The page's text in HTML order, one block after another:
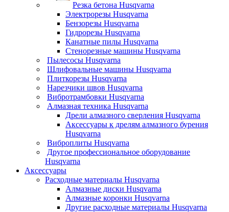
Резка бетона Husqvarna
Электрорезы Husqvarna
Бензорезы Husqvarna
Гидрорезы Husqvarna
Канатные пилы Husqvarna
Стенорезные машины Husqvarna
Пылесосы Husqvarna
Шлифовальные машины Husqvarna
Плиткорезы Husqvarna
Нарезчики швов Husqvarna
Вибротрамбовки Husqvarna
Алмазная техника Husqvarna
Дрели алмазного сверления Husqvarna
Аксессуары к дрелям алмазного бурения
Husqvarna
Виброплиты Husqvarna
Другое профессиональное оборудование
Husqvarna
Аксессуары
Расходные материалы Husqvarna
Алмазные диски Husqvarna
Алмазные коронки Husqvarna
Другие расходные материалы Husqvarna